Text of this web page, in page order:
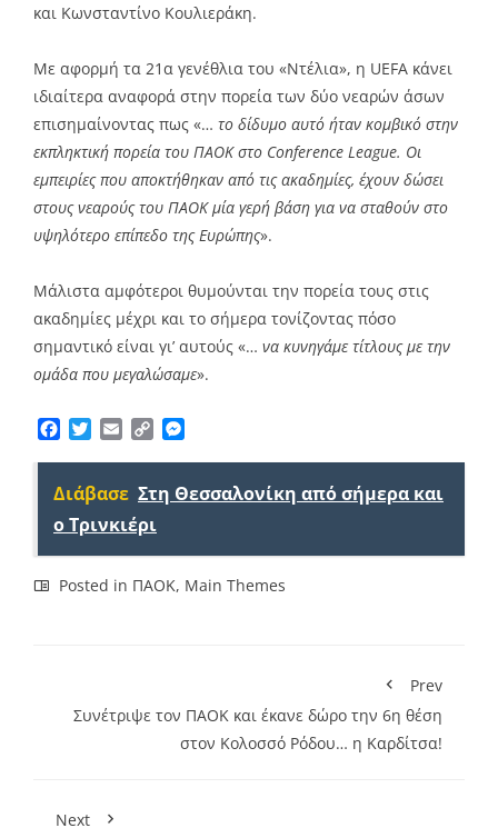
και Κωνσταντίνο Κουλιεράκη.
Με αφορμή τα 21α γενέθλια του «Ντέλια», η UEFA κάνει
ιδιαίτερα αναφορά στην πορεία των δύο νεαρών άσων
επισημαίνοντας πως «… το δίδυμο αυτό ήταν κομβικό στην
εκπληκτική πορεία του ΠΑΟΚ στο Conference League. Οι
εμπειρίες που αποκτήθηκαν από τις ακαδημίες, έχουν δώσει
στους νεαρούς του ΠΑΟΚ μία γερή βάση για να σταθούν στο
υψηλότερο επίπεδο της Ευρώπης».
Μάλιστα αμφότεροι θυμούνται την πορεία τους στις
ακαδημίες μέχρι και το σήμερα τονίζοντας πόσο
σημαντικό είναι γι’ αυτούς «… να κυνηγάμε τίτλους με την
ομάδα που μεγαλώσαμε».
Facebook
TwitterEmailCopy
Διάβασε Στη Θεσσαλονίκη από σήμερα και
ο Τρινκιέρι
Posted in ΠΑΟΚ, Main Themes
Prev
Συνέτριψε τον ΠΑΟΚ και έκανε δώρο την 6η θέση
στον Κολοσσό Ρόδου… η Καρδίτσα!
Next